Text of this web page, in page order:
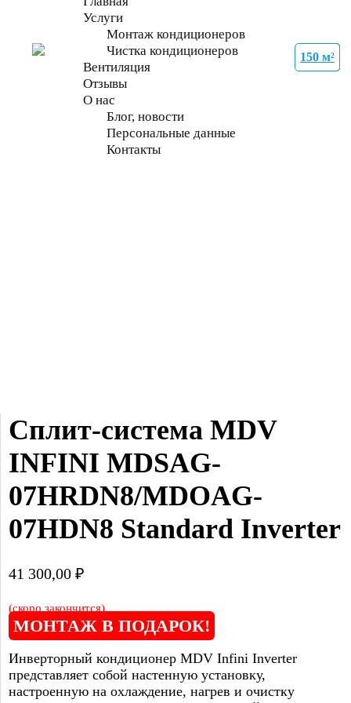
Услуги
Монтаж кондиционеров
Чистка кондиционеров
Вентиляция
Отзывы
О нас
Блог, новости
Персональные данные
Контакты
Сплит-система MDV
INFINI MDSAG-
07HRDN8/MDOAG-
07HDN8 Standard Inverter
41 300,00 ₽
(скоро закончится)
МОНТАЖ В ПОДАРОК!
Инверторный кондиционер MDV Infini Inverter
представляет собой настенную установку,
настроенную на охлаждение, нагрев и очистку
35 м²
27 м²
27 м²
21 м²
70 м²
70 м²
70 м²
150 м²